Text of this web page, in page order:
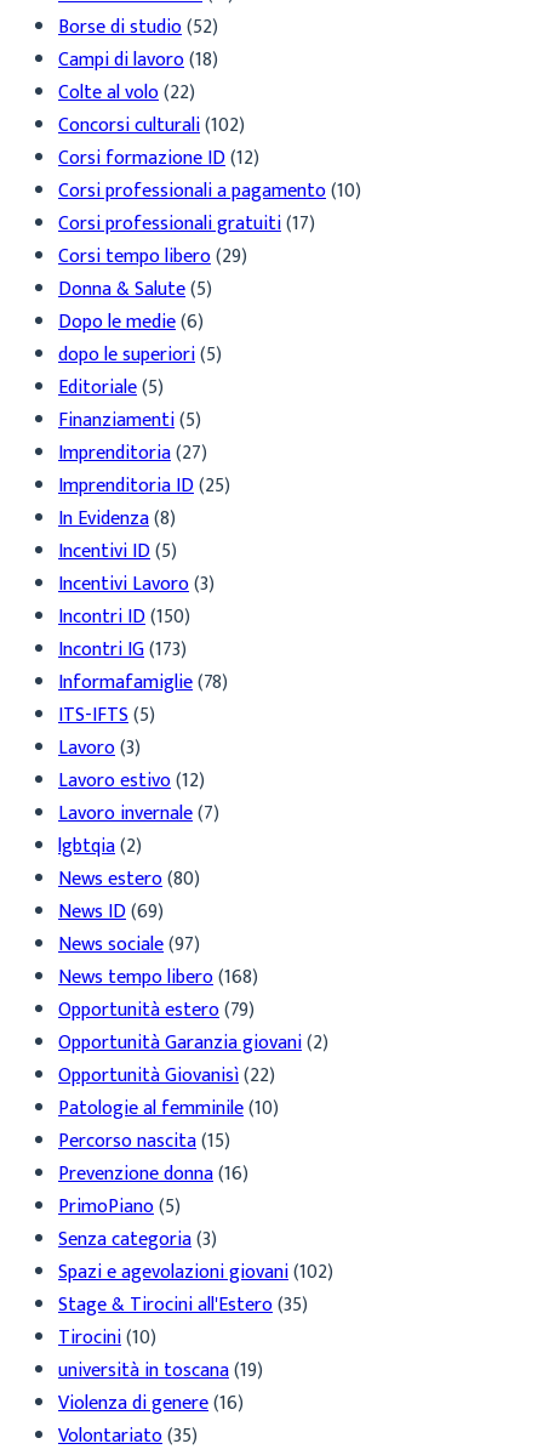
Borse di studio(52)
Campi di lavoro(18)
Colte al volo(22)
Concorsi culturali(102)
Corsi formazione ID(12)
Corsi professionali a pagamento(10)
Corsi professionali gratuiti(17)
Corsi tempo libero(29)
Donna & Salute(5)
Dopo le medie(6)
dopo le superiori(5)
Editoriale(5)
Finanziamenti(5)
Imprenditoria(27)
Imprenditoria ID(25)
In Evidenza(8)
Incentivi ID(5)
Incentivi Lavoro(3)
Incontri ID(150)
Incontri IG(173)
Informafamiglie(78)
ITS-IFTS(5)
Lavoro(3)
Lavoro estivo(12)
Lavoro invernale(7)
lgbtqia(2)
News estero(80)
News ID(69)
News sociale(97)
News tempo libero(168)
Opportunità estero(79)
Opportunità Garanzia giovani(2)
Opportunità Giovanisì(22)
Patologie al femminile(10)
Percorso nascita(15)
Prevenzione donna(16)
PrimoPiano(5)
Senza categoria(3)
Spazi e agevolazioni giovani(102)
Stage & Tirocini all'Estero(35)
Tirocini(10)
università in toscana(19)
Violenza di genere(16)
Volontariato(35)